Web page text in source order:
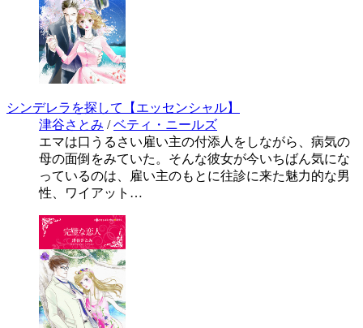
シンデレラを探して【エッセンシャル】
津谷さとみ /ベティ・ニールズ
エマは口うるさい雇い主の付添人をしながら、病気の
母の面倒をみていた。そんな彼女が今いちばん気にな
っているのは、雇い主のもとに往診に来た魅力的な男
性、ワイアット…